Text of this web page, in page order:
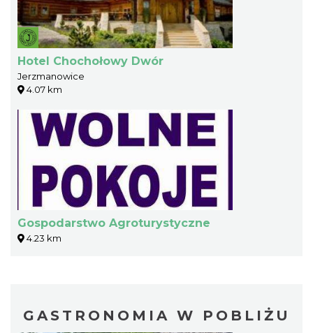
Hotel Chochołowy Dwór
Jerzmanowice
4.07 km
Gospodarstwo Agroturystyczne
4.23 km
GASTRONOMIA W POBLIŻU